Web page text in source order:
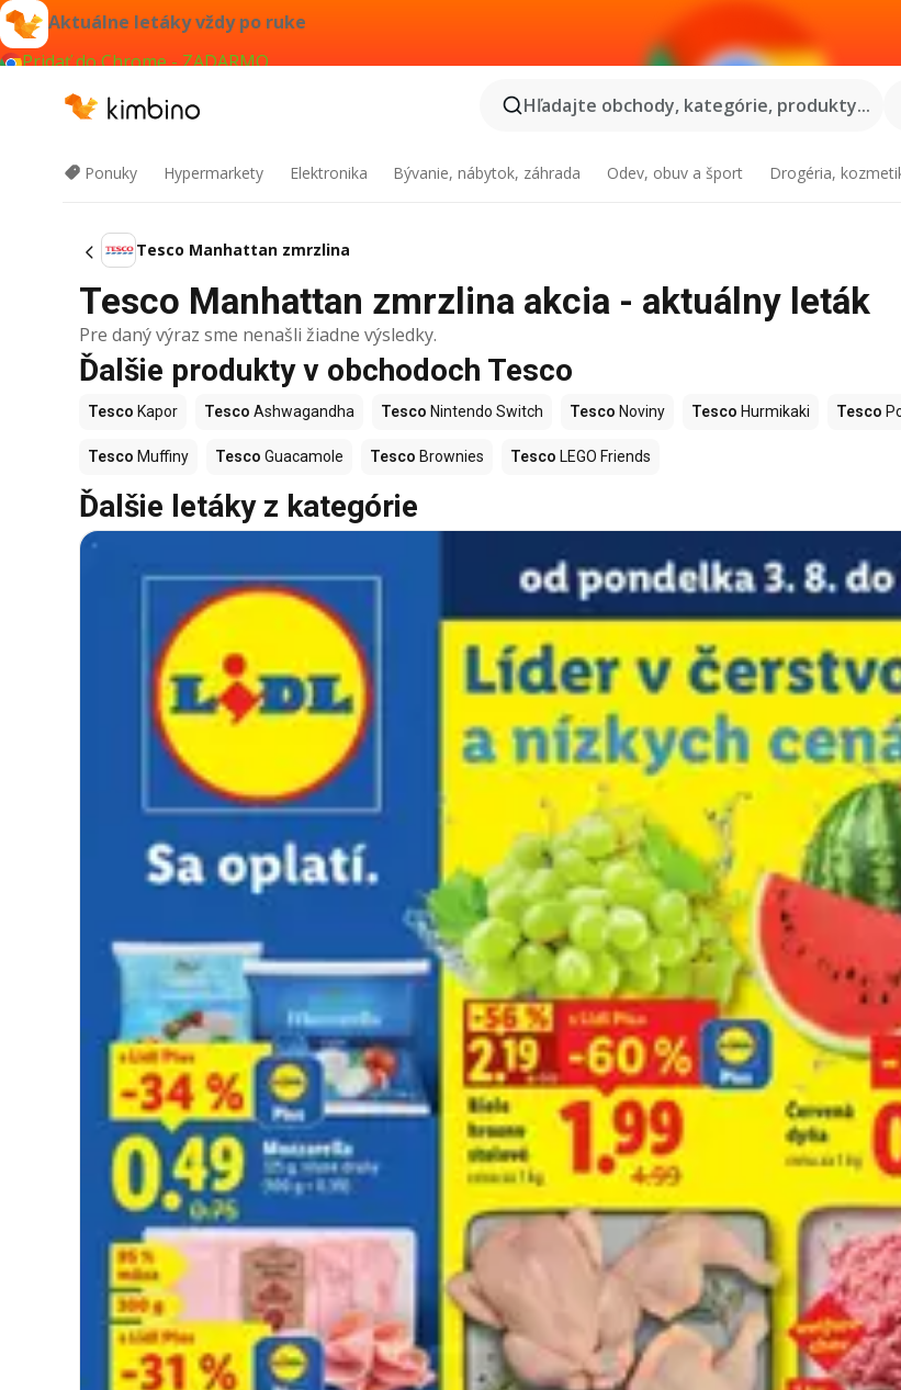
Aktuálne letáky vždy po ruke
Pridať do Chrome - ZADARMO
Hľadajte obchody, kategórie, produkty...
Ponuky Hypermarkety Elektronika Bývanie, nábytok, záhrada Odev, obuv a šport Drogéria,
Tesco Manhattan zmrzlina
Tesco Manhattan zmrzlina akcia - aktuálny leták
Pre daný výraz sme nenašli žiadne výsledky.
Ďalšie produkty v obchodoch Tesco
Tesco Kapor Tesco Ashwagandha Tesco Nintendo Switch Tesco Noviny Tesco Hurmikaki Tesco
Tesco Muffiny Tesco Guacamole Tesco Brownies Tesco LEGO Friends
Ďalšie letáky z kategórie